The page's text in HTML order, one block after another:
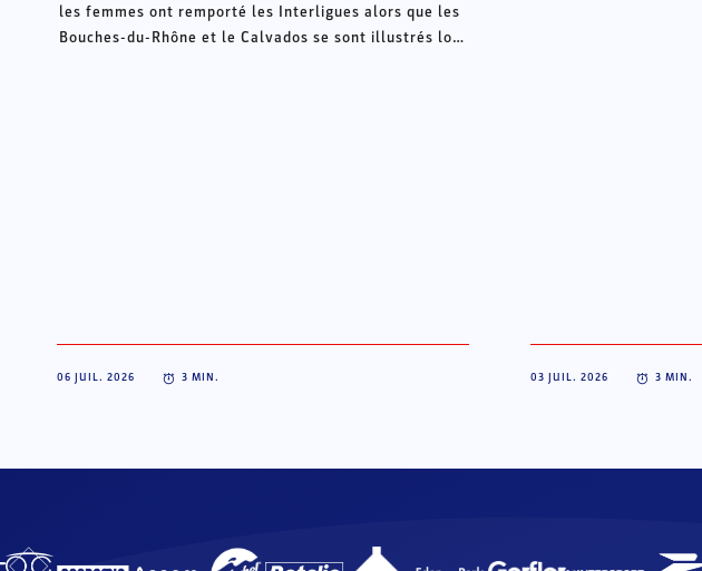
les femmes ont remporté les Interligues alors que les
Bouches-du-Rhône et le Calvados se sont illustrés lors
06 JUIL. 2026 3 MIN. 03 JUIL. 2026 3 MIN.